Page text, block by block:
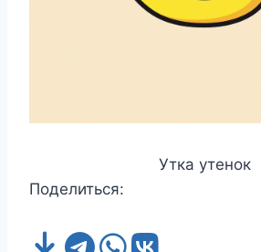
Утка утенок
Поделиться: